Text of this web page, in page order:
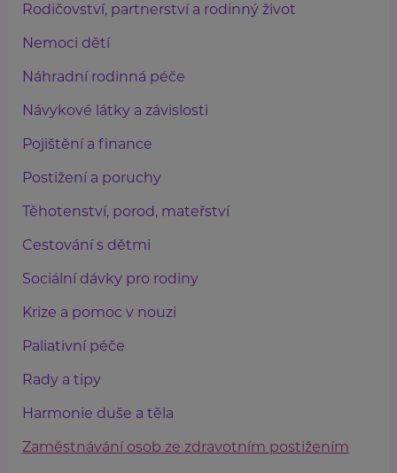
Rodičovství, partnerství a rodinný život
Nemoci dětí
Náhradní rodinná péče
Návykové látky a závislosti
Pojištění a finance
Postižení a poruchy
Těhotenství, porod, mateřství
Cestování s dětmi
Sociální dávky pro rodiny
Krize a pomoc v nouzi
Paliativní péče
Rady a tipy
Harmonie duše a těla
Zaměstnávání osob ze zdravotním postižením